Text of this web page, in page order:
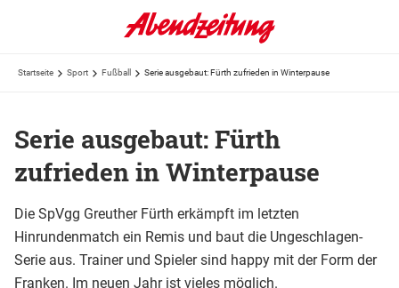
Startseite Sport Fußball Serie ausgebaut: Fürth zufrieden in Winterpause
Serie ausgebaut: Fürth
zufrieden in Winterpause
Die SpVgg Greuther Fürth erkämpft im letzten
Hinrundenmatch ein Remis und baut die Ungeschlagen-
Serie aus. Trainer und Spieler sind happy mit der Form der
Franken. Im neuen Jahr ist vieles möglich.